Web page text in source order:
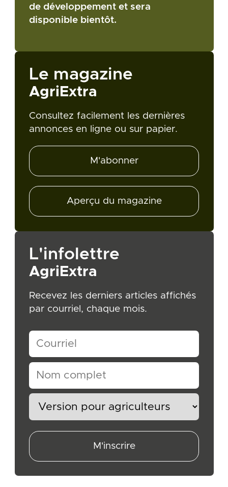
de développement et sera
disponible bientôt.
Le magazine
AgriExtra
Consultez facilement les dernières
annonces en ligne ou sur papier.
M'abonner
Aperçu du magazine
L'infolettre
AgriExtra
Recevez les derniers articles affichés
par courriel, chaque mois.
M'inscrire